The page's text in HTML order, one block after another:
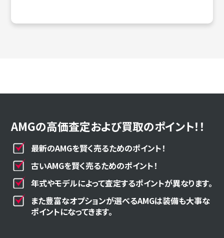
AMGの高価査定および買取のポイント！！
最新のAMGを賢く売るためのポイント！
古いAMGを賢く売るためのポイント！
年式やモデルによって査定するポイントが異なります。
また豊富なオプションが選べるAMGは装備も大事な
ポイントになってきます。